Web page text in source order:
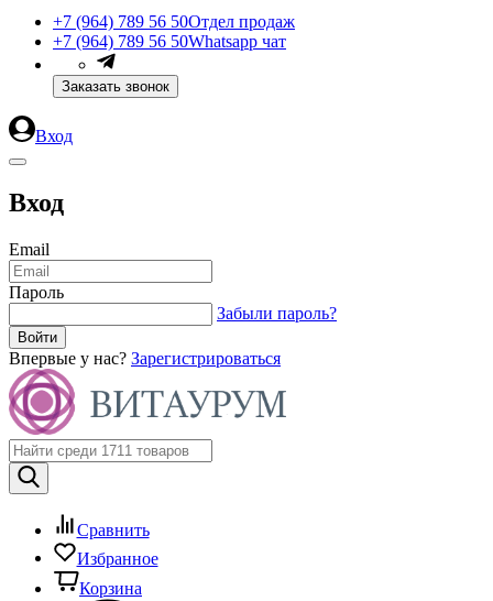
+7 (964) 789 56 50Отдел продаж
+7 (964) 789 56 50Whatsapp чат
Заказать звонок
Вход
Вход
Email
Пароль
Забыли пароль?
Впервые у нас? Зарегистрироваться
Сравнить
Избранное
Корзина